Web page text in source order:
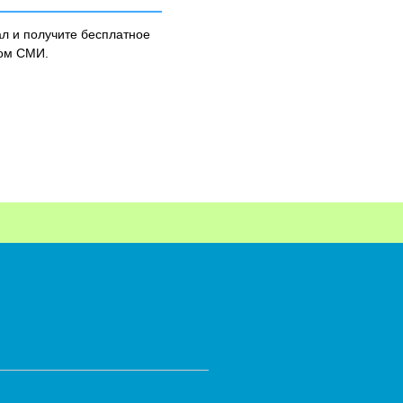
и получите бесплатное
СМИ.